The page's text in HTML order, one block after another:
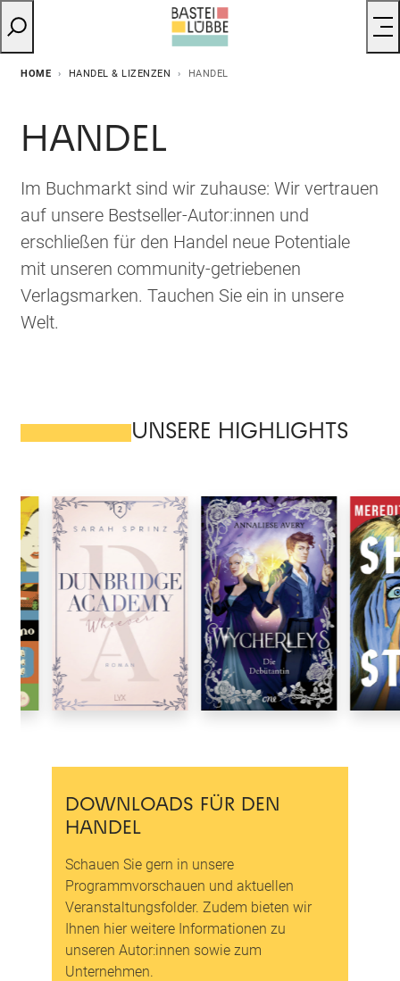
HOME HANDEL & LIZENZEN HANDEL
HANDEL
Im Buchmarkt sind wir zuhause: Wir vertrauen
auf unsere Bestseller-Autor:innen und
erschließen für den Handel neue Potentiale
mit unseren community-getriebenen
Verlagsmarken. Tauchen Sie ein in unsere
Welt.
UNSERE HIGHLIGHTS
DOWNLOADS FÜR DEN
HANDEL
Schauen Sie gern in unsere
Programmvorschauen und aktuellen
Veranstaltungsfolder. Zudem bieten wir
Ihnen hier weitere Informationen zu
unseren Autor:innen sowie zum
Unternehmen.